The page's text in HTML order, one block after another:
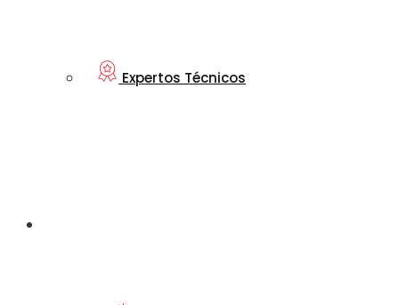
Expertos Técnicos